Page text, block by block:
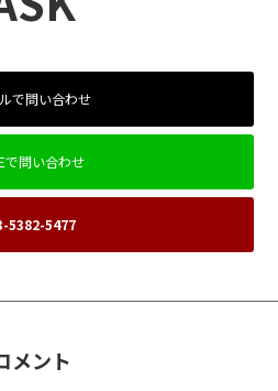
で問い合わせ
5382-5477
メント